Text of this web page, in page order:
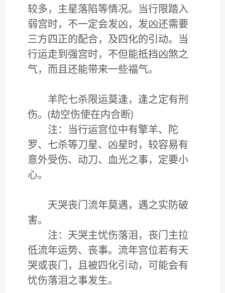
较多，主星落陷等情况。当行限踏入
弱宫时，不一定会发凶，发凶还需要
三方四正的配合，及四化的引动。当
行运走到强宫时，不但能抵挡凶煞之
气，而且还能带来一些福气。
羊陀七杀限运莫逢，逢之定有刑
伤。(劫空伤使在内合断)
注：当行运宫位中有擎羊、陀
罗、七杀等刀星、凶星时，较容易有
意外受伤、动刀、血光之事，定要小
心。
天哭丧门流年莫遇，遇之实防破
害。
注：天哭主忧伤落泪，丧门主拉
低流年运势、丧事。流年宫位若有天
哭或丧门，且被四化引动，可能会有
忧伤落泪之事发生。